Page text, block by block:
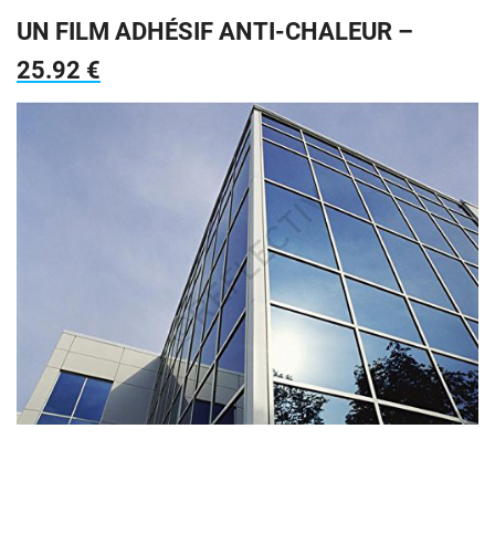
UN FILM ADHÉSIF ANTI-CHALEUR –
25.92 €